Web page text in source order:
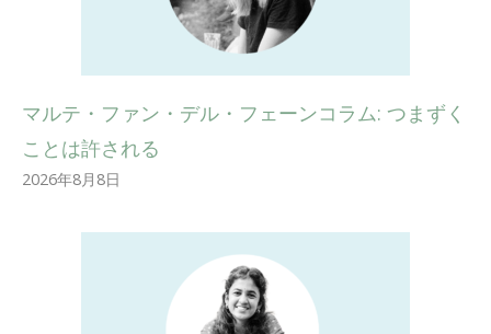
マルテ・ファン・デル・フェーンコラム: つまずく
ことは許される
2026年8月8日